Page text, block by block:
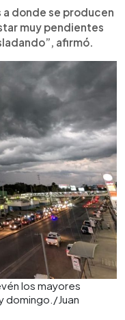
a donde se producen
muy pendientes
afirmó.
los mayores
domingo./Juan